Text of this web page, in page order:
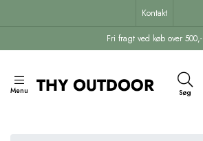
Fri fragt ved køb over 500,-
Kontakt
Menu Søg